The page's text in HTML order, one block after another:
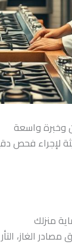
وخبرة واسعة
لإجراء فحص
منزلك
الغاز،